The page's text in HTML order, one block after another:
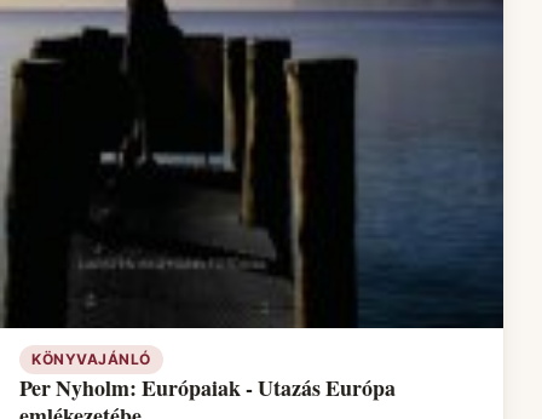
KÖNYVAJÁNLÓ
Per Nyholm: Európaiak - Utazás Európa